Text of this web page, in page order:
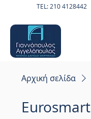
TEL: 210
Αρχική σελίδα
Eurosmart